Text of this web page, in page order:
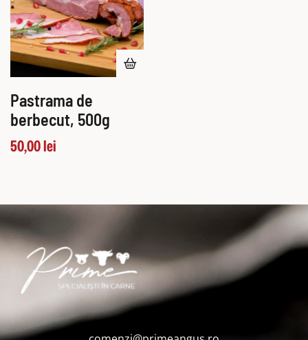
Pastrama de
berbecut, 500g
50,00lei